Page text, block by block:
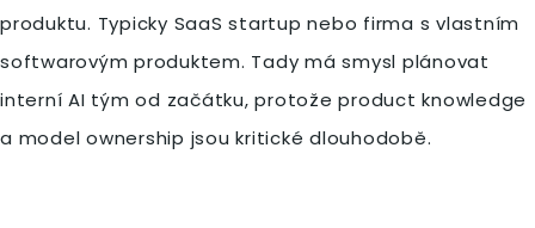
produktu. Typicky SaaS startup nebo firma s vlastním
softwarovým produktem. Tady má smysl plánovat
interní AI tým od začátku, protože product knowledge
a model ownership jsou kritické dlouhodobě.